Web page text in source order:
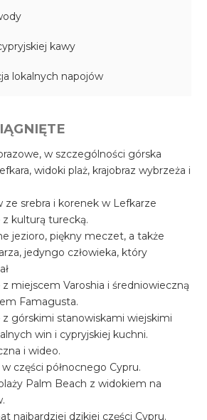
kawy
lokalnych napojów
w szczególności górska
widoki plaż, krajobraz wybrzeża i
ze srebra i korenek w Lefkarze
z kulturą turecką.
jezioro, piękny meczet, a także
jedyngo człowieka, który
z miejscem Varoshia i średniowieczną
Famagusta.
z górskimi stanowiskami wiejskimi
win i cypryjskiej kuchni.
i wideo.
części północnego Cypru.
Palm Beach z widokiem na
najbardziej dzikiej części Cypru.